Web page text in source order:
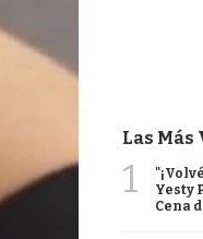
Las Más
1
Yesty
Cena